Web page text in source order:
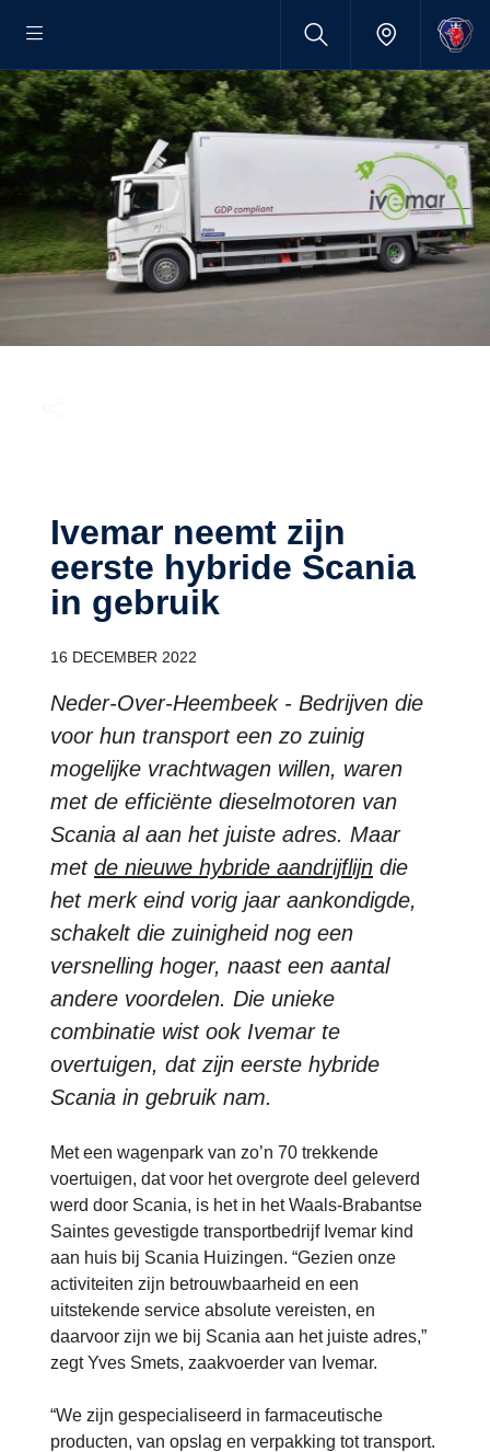
Ivemar neemt zijn
eerste hybride Scania
in gebruik
16 DECEMBER 2022
Neder-Over-Heembeek - Bedrijven die
voor hun transport een zo zuinig
mogelijke vrachtwagen willen, waren
met de efficiënte dieselmotoren van
Scania al aan het juiste adres. Maar
met de nieuwe hybride aandrijflijn die
het merk eind vorig jaar aankondigde,
schakelt die zuinigheid nog een
versnelling hoger, naast een aantal
andere voordelen. Die unieke
combinatie wist ook Ivemar te
overtuigen, dat zijn eerste hybride
Scania in gebruik nam.
Met een wagenpark van zo’n 70 trekkende
voertuigen, dat voor het overgrote deel geleverd
werd door Scania, is het in het Waals-Brabantse
Saintes gevestigde transportbedrijf Ivemar kind
aan huis bij Scania Huizingen. “Gezien onze
activiteiten zijn betrouwbaarheid en een
uitstekende service absolute vereisten, en
daarvoor zijn we bij Scania aan het juiste adres,”
zegt Yves Smets, zaakvoerder van Ivemar.
“We zijn gespecialiseerd in farmaceutische
producten, van opslag en verpakking tot transport.